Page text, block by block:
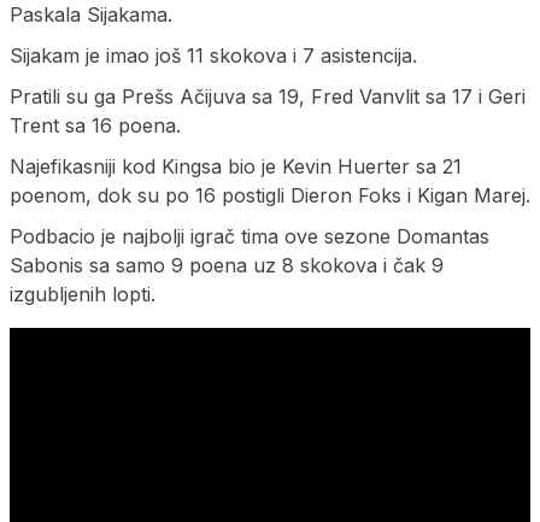
Paskala Sijakama.
Sijakam je imao još 11 skokova i 7 asistencija.
Pratili su ga Prešs Ačijuva sa 19, Fred Vanvlit sa 17 i Geri
Trent sa 16 poena.
Najefikasniji kod Kingsa bio je Kevin Huerter sa 21
poenom, dok su po 16 postigli Dieron Foks i Kigan Marej.
Podbacio je najbolji igrač tima ove sezone Domantas
Sabonis sa samo 9 poena uz 8 skokova i čak 9
izgubljenih lopti.